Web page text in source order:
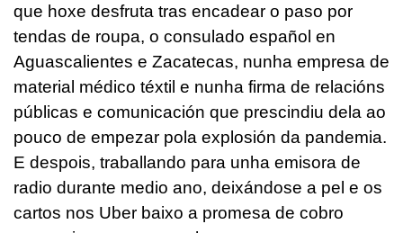
que hoxe desfruta tras encadear o paso por
tendas de roupa, o consulado español en
Aguascalientes e Zacatecas, nunha empresa de
material médico téxtil e nunha firma de relacións
públicas e comunicación que prescindiu dela ao
pouco de empezar pola explosión da pandemia.
E despois, traballando para unha emisora de
radio durante medio ano, deixándose a pel e os
cartos nos Uber baixo a promesa de cobro